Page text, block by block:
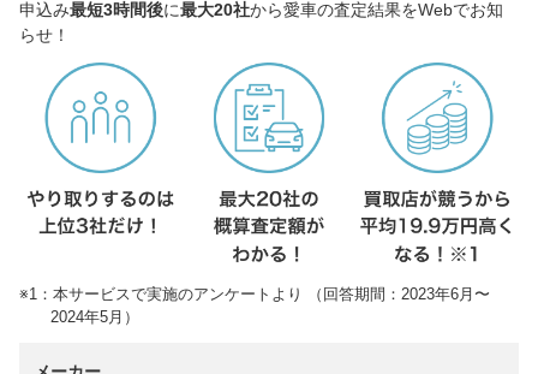
申込み最短3時間後に最大20社から愛車の査定結果をWebでお知
らせ！
※1：本サービスで実施のアンケートより （回答期間：2023年6月〜
2024年5月）